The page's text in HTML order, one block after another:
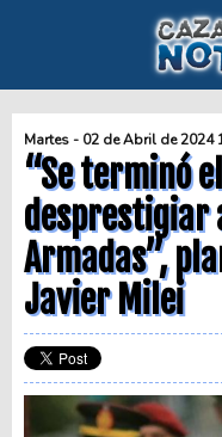
Martes - 02 de Abril de 2024
“Se terminó
desprestigiar
Armadas”,
Javier Milei